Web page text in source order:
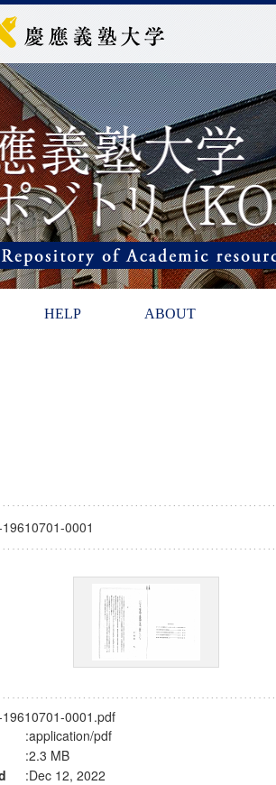
HELP ABOUT
19610701-0001
0001.pdf
:application/pdf
:2.3 MB
:Dec 12, 2022